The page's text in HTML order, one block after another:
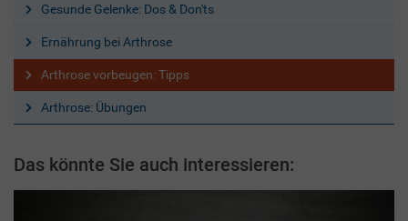
Gesunde Gelenke: Dos & Don'ts
Ernährung bei Arthrose
Arthrose vorbeugen: Tipps
Arthrose: Übungen
Das könnte Sie auch interessieren: